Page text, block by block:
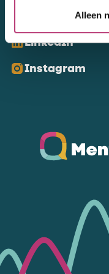
Alleen
Kom ons
LinkedIn
Instagram